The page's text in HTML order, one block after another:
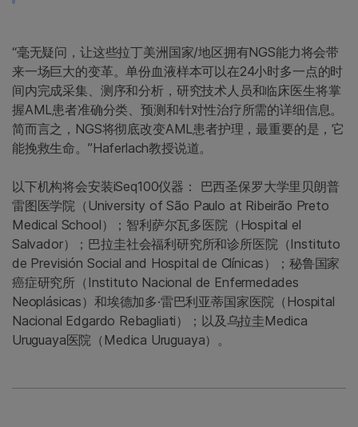
“毫无疑问，让这些拉丁美洲国家/地区拥有NGS能力将会带
来一场巨大的变革。单份血液样本可以在24小时多一点的时
间内完成采集、测序和分析，研究技术人员和临床医生将掌
握AML患者准确分类、预测和针对性治疗所需的详细信息。
简而言之，NGS将彻底改变AML患者护理，最重要的是，它
能挽救生命。”Haferlach教授说道。
以下机构将会安装iSeq100仪器： 巴西圣保罗大学里贝朗普
雷图医学院（University of São Paulo at Ribeirão Preto
Medical School）；智利萨尔瓦多医院（Hospital el
Salvador）；巴拉圭社会福利研究所和诊所医院（Instituto
de Previsión Social and Hospital de Clínicas）；秘鲁国家
癌症研究所（Instituto Nacional de Enfermedades
Neoplásicas）和埃德加多·雷巴利亚蒂国家医院（Hospital
Nacional Edgardo Rebagliati）；以及乌拉圭Medica
Uruguaya医院（Medica Uruguaya）。